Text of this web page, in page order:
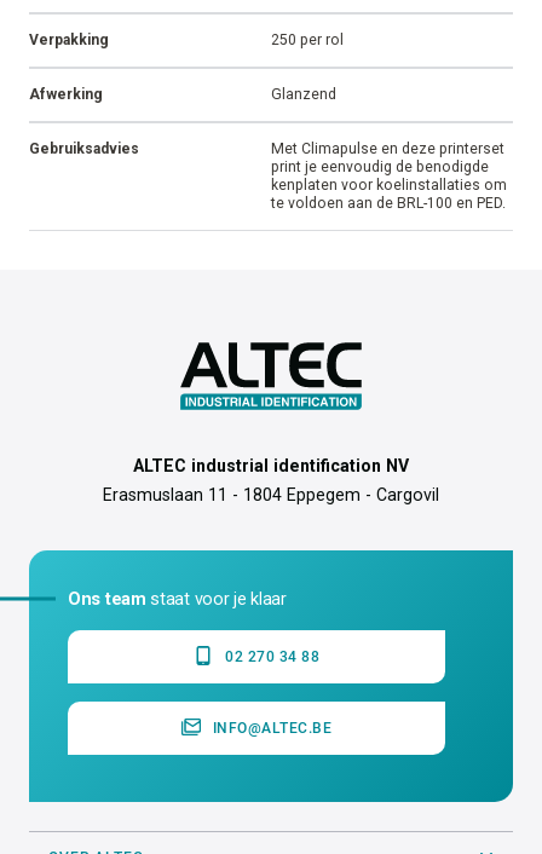
Verpakking 250 per rol
Afwerking Glanzend
Gebruiksadvies
Met Climapulse en deze printerset
print je eenvoudig de benodigde
kenplaten voor koelinstallaties om
te voldoen aan de BRL-100 en PED.
ALTEC industrial identification NV
Erasmuslaan 11 - 1804 Eppegem - Cargovil
Ons team staat voor je klaar
02 270 34 88
INFO@ALTEC.BE